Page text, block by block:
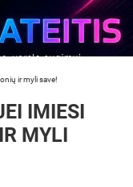
ir myli save!
IMIESI
MYLI